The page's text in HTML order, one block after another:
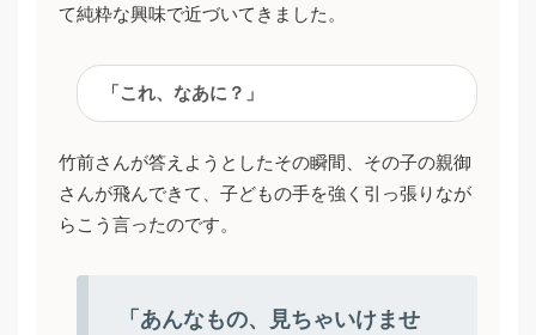
て純粋な興味で近づいてきました。
「これ、なあに？」
竹前さんが答えようとしたその瞬間、その子の親御
さんが飛んできて、子どもの手を強く引っ張りなが
らこう言ったのです。
「あんなもの、見ちゃいけませ